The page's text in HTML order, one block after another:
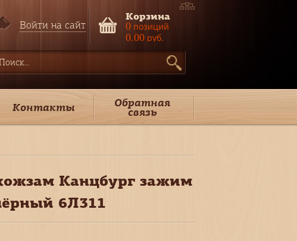
Войти на сайт
Корзина
0 позиций
0.00 руб.
Контакты Обратная
связь
Канцбург зажим
6Л311